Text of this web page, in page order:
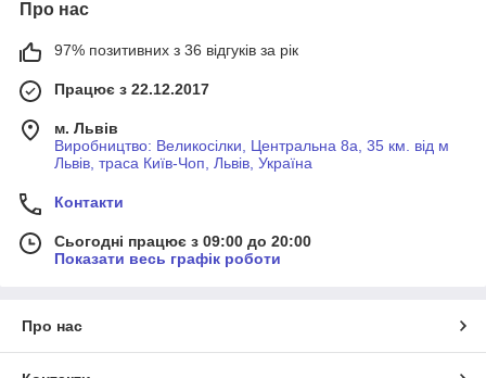
Про нас
97% позитивних з 36 відгуків за рік
Працює з 22.12.2017
м. Львів
Виробництво: Великосілки, Центральна 8а, 35 км. від м
Львів, траса Київ-Чоп, Львів, Україна
Контакти
Сьогодні працює з 09:00 до 20:00
Показати весь графік роботи
Про нас